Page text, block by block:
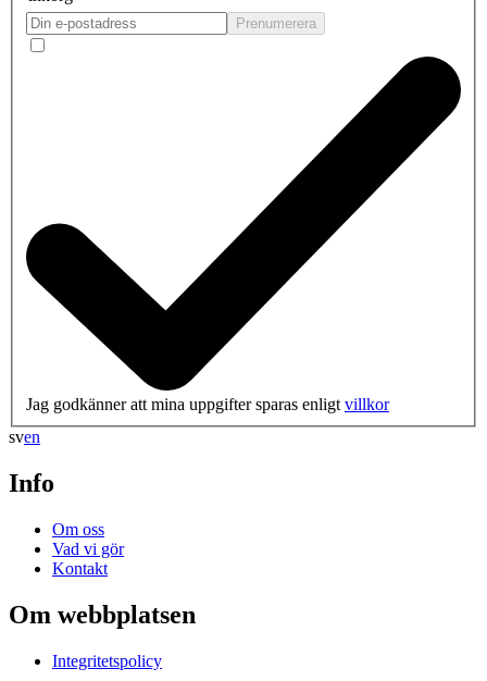
Prenumerera
Jag godkänner att mina uppgifter sparas enligt villkor
sven
Info
Om oss
Vad vi gör
Kontakt
Om webbplatsen
Integritetspolicy